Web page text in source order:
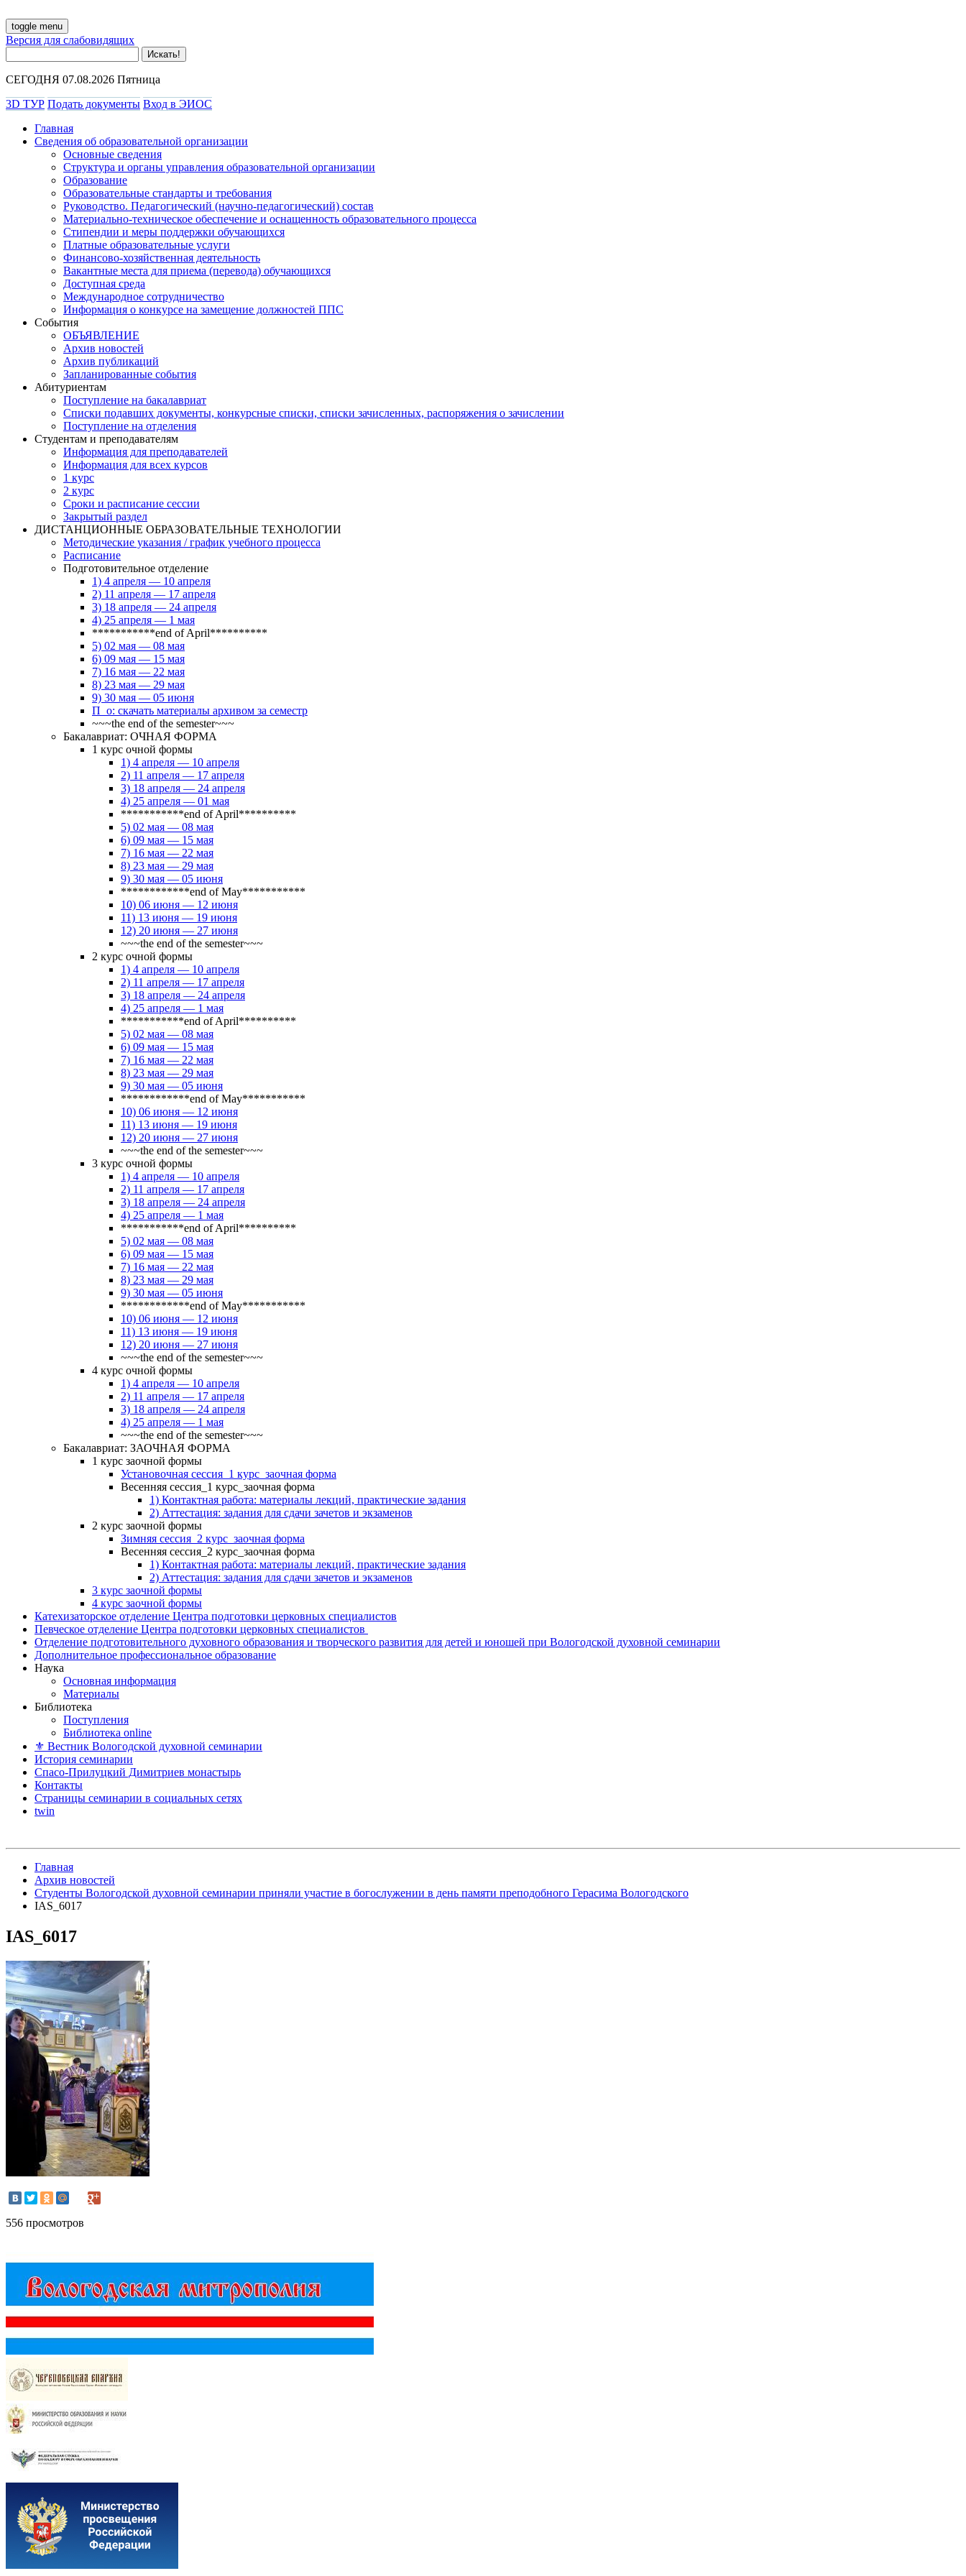
toggle menu
Версия для слабовидящих
СЕГОДНЯ 07.08.2026 Пятница
3D ТУР Подать документы Вход в ЭИОС
Главная
Сведения об образовательной организации
Основные сведения
Структура и органы управления образовательной организации
Образование
Образовательные стандарты и требования
Руководство. Педагогический (научно-педагогический) состав
Материально-техническое обеспечение и оснащенность образовательного процесса
Стипендии и меры поддержки обучающихся
Платные образовательные услуги
Финансово-хозяйственная деятельность
Вакантные места для приема (перевода) обучающихся
Доступная среда
Международное сотрудничество
Информация о конкурсе на замещение должностей ППС
События
ОБЪЯВЛЕНИЕ
Архив новостей
Архив публикаций
Запланированные события
Абитуриентам
Поступление на бакалавриат
Списки подавших документы, конкурсные списки, списки зачисленных, распоряжения о зачислении
Поступление на отделения
Студентам и преподавателям
Информация для преподавателей
Информация для всех курсов
1 курс
2 курс
Сроки и расписание сессии
Закрытый раздел
ДИСТАНЦИОННЫЕ ОБРАЗОВАТЕЛЬНЫЕ ТЕХНОЛОГИИ
Методические указания / график учебного процесса
Расписание
Подготовительное отделение
1) 4 апреля — 10 апреля
2) 11 апреля — 17 апреля
3) 18 апреля — 24 апреля
4) 25 апреля — 1 мая
***********end of April**********
5) 02 мая — 08 мая
6) 09 мая — 15 мая
7) 16 мая — 22 мая
8) 23 мая — 29 мая
9) 30 мая — 05 июня
П_о: скачать материалы архивом за семестр
~~~the end of the semester~~~
Бакалавриат: ОЧНАЯ ФОРМА
1 курс очной формы
1) 4 апреля — 10 апреля
2) 11 апреля — 17 апреля
3) 18 апреля — 24 апреля
4) 25 апреля — 01 мая
***********end of April**********
5) 02 мая — 08 мая
6) 09 мая — 15 мая
7) 16 мая — 22 мая
8) 23 мая — 29 мая
9) 30 мая — 05 июня
************end of May***********
10) 06 июня — 12 июня
11) 13 июня — 19 июня
12) 20 июня — 27 июня
~~~the end of the semester~~~
2 курс очной формы
1) 4 апреля — 10 апреля
2) 11 апреля — 17 апреля
3) 18 апреля — 24 апреля
4) 25 апреля — 1 мая
***********end of April**********
5) 02 мая — 08 мая
6) 09 мая — 15 мая
7) 16 мая — 22 мая
8) 23 мая — 29 мая
9) 30 мая — 05 июня
************end of May***********
10) 06 июня — 12 июня
11) 13 июня — 19 июня
12) 20 июня — 27 июня
~~~the end of the semester~~~
3 курс очной формы
1) 4 апреля — 10 апреля
2) 11 апреля — 17 апреля
3) 18 апреля — 24 апреля
4) 25 апреля — 1 мая
***********end of April**********
5) 02 мая — 08 мая
6) 09 мая — 15 мая
7) 16 мая — 22 мая
8) 23 мая — 29 мая
9) 30 мая — 05 июня
************end of May***********
10) 06 июня — 12 июня
11) 13 июня — 19 июня
12) 20 июня — 27 июня
~~~the end of the semester~~~
4 курс очной формы
1) 4 апреля — 10 апреля
2) 11 апреля — 17 апреля
3) 18 апреля — 24 апреля
4) 25 апреля — 1 мая
~~~the end of the semester~~~
Бакалавриат: ЗАОЧНАЯ ФОРМА
1 курс заочной формы
Установочная сессия_1 курс_заочная форма
Весенняя сессия_1 курс_заочная форма
1) Контактная работа: материалы лекций, практические задания
2) Аттестация: задания для сдачи зачетов и экзаменов
2 курс заочной формы
Зимняя сессия_2 курс_заочная форма
Весенняя сессия_2 курс_заочная форма
1) Контактная работа: материалы лекций, практические задания
2) Аттестация: задания для сдачи зачетов и экзаменов
3 курс заочной формы
4 курс заочной формы
Катехизаторское отделение Центра подготовки церковных специалистов
Певческое отделение Центра подготовки церковных специалистов
Отделение подготовительного духовного образования и творческого развития для детей и юношей при Вологодской духовной семинарии
Дополнительное профессиональное образование
Наука
Основная информация
Материалы
Библиотека
Поступления
Библиотека online
⚜ Вестник Вологодской духовной семинарии
История семинарии
Спасо-Прилуцкий Димитриев монастырь
Контакты
Страницы семинарии в социальных сетях
twin
Главная
Архив новостей
Студенты Вологодской духовной семинарии приняли участие в богослужении в день памяти преподобного Герасима Вологодского
IAS_6017
IAS_6017
556 просмотров